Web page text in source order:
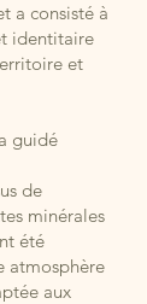
a consisté à
identitaire
et
guidé
de
minérales
été
atmosphère
aux